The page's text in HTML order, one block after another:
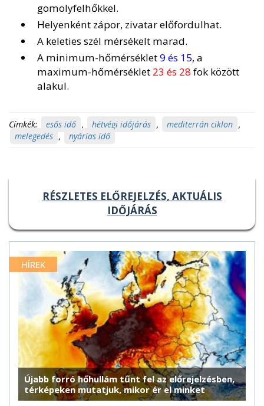
gomolyfelhőkkel.
Helyenként zápor, zivatar előfordulhat.
A keleties szél mérsékelt marad.
A minimum-hőmérséklet9 és 15, a
maximum-hőmérséklet 23 és 28 fok között
alakul.
Címkék: esős idő , hétvégi időjárás , mediterrán ciklon ,
melegedés , nyárias idő
RÉSZLETES ELŐREJELZÉS, AKTUÁLIS
IDŐJÁRÁS
HÍREK
Újabb forró hőhullám tűnt fel az előrejelzésben,
térképeken mutatjuk, mikor ér el minket